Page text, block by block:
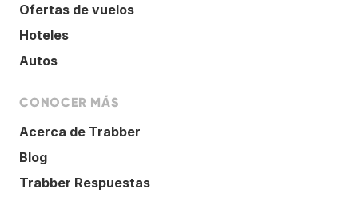
Ofertas de vuelos
Hoteles
Autos
CONOCER MÁS
Acerca de Trabber
Blog
Trabber Respuestas